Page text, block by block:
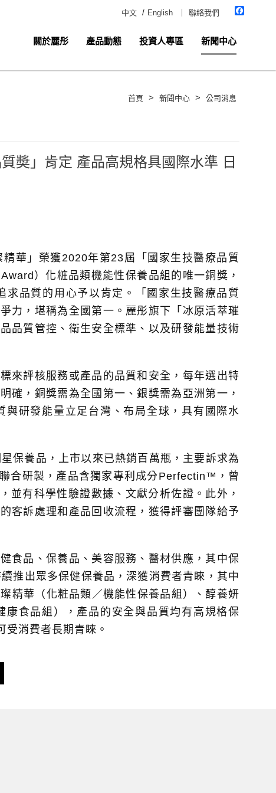
中文 / English 聯絡我們
關於麗彤 產品動態 投資人專區 新聞中心
首頁 > 新聞中心 > 公司消息
奬」肯定 產品高規格具國際水準 日
華」榮獲2020年第23屆「國家生技醫療品質
）化粧品類機能性保養品組的唯一銅獎，
品質的用心予以肯定。「國家生技醫療品質
力，堪稱為全國第一。麗彤旗下「冰原活萃璀
品質管控、衛生安全標準、以及研發能量技術
來評核服務或產品的品質和安全，每年選出特
確，銅獎需為全國第一、銀獎需為亞洲第一，
研發能量立足台灣、布局全球，具有國際水
保養品，上市以來已熱銷百萬瓶，主要訴求為
合研製，產品含獨家專利成分Perfectin™，曾
並有科學性驗證數據、文獻分析佐證。此外，
客訴處理和產品回收流程，獲得評審團隊給予
食品、保養品、美容服務、醫材供應，其中保
推出眾多保健保養品，深獲消費者青睞，其中
精華（化粧品類／機能性保養品組）、醇養妍
康食品組），產品的安全與品質均有高規格保
受消費者長期青睞。